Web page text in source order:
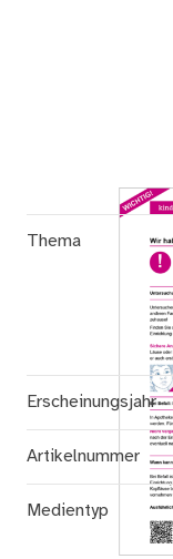
Thema
Erscheinungsjahr
Artikelnummer
Medientyp